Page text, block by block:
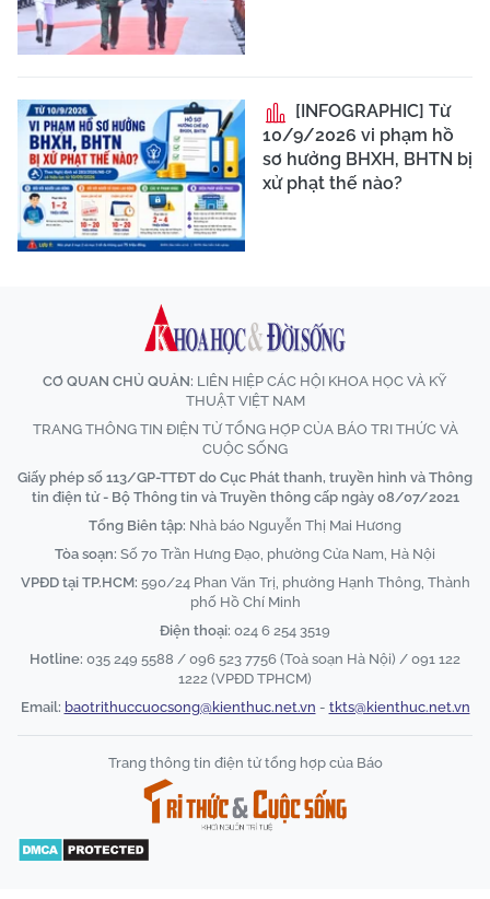
[INFOGRAPHIC] Từ
10/9/2026 vi phạm hồ
sơ hưởng BHXH, BHTN bị
xử phạt thế nào?
CƠ QUAN CHỦ QUẢN: LIÊN HIỆP CÁC HỘI KHOA HỌC VÀ KỸ
THUẬT VIỆT NAM
TRANG THÔNG TIN ĐIỆN TỬ TỔNG HỢP CỦA BÁO TRI THỨC VÀ
CUỘC SỐNG
Giấy phép số 113/GP-TTĐT do Cục Phát thanh, truyền hình và Thông
tin điện tử - Bộ Thông tin và Truyền thông cấp ngày 08/07/2021
Tổng Biên tập: Nhà báo Nguyễn Thị Mai Hương
Tòa soạn: Số 70 Trần Hưng Đạo, phường Cửa Nam, Hà Nội
VPĐD tại TP.HCM: 590/24 Phan Văn Trị, phường Hạnh Thông, Thành
phố Hồ Chí Minh
Điện thoại: 024 6 254 3519
Hotline: 035 249 5588 / 096 523 7756 (Toà soạn Hà Nội) / 091 122
1222 (VPĐD TPHCM)
Email: baotrithuccuocsong@kienthuc.net.vn - tkts@kienthuc.net.vn
Trang thông tin điện tử tổng hợp của Báo